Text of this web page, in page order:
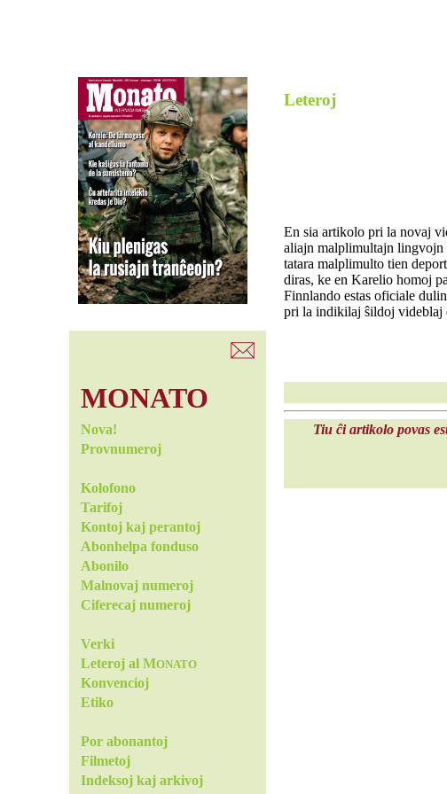
MONATO
Nova!
Provnumeroj
Kolofono
Tarifoj
Kontoj kaj perantoj
Abonhelpa fonduso
Abonilo
Malnovaj numeroj
Ciferecaj numeroj
Verki
Leteroj al MONATO
Konvencioj
Etiko
Por abonantoj
Filmetoj
Indeksoj kaj arkivoj
Leteroj
En sia artikolo pri la novaj
aliajn malplimultajn lingvojn
tatara malplimulto tien
diras, ke en Karelio homoj
Finnlando estas oficiale
pri la indikilaj ŝildoj videblaj
Tiu ĉi artikolo povas